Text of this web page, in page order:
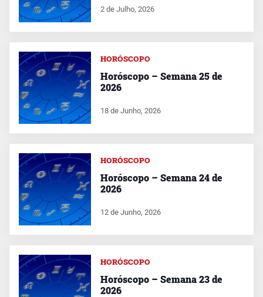
2 de Julho, 2026
HORÓSCOPO
Horóscopo – Semana 25 de
2026
18 de Junho, 2026
HORÓSCOPO
Horóscopo – Semana 24 de
2026
12 de Junho, 2026
HORÓSCOPO
Horóscopo – Semana 23 de
2026